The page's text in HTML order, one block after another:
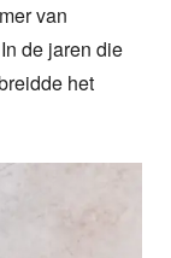
van
de jaren die
het